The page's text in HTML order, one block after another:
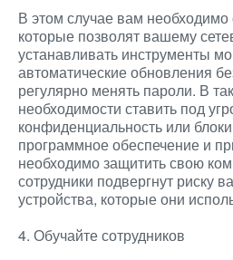
В этом случае вам необходимо
которые позволят вашему
устанавливать инструменты
автоматические обновления
регулярно менять пароли. В
необходимости ставить под
конфиденциальность или
программное обеспечение и
необходимо защитить свою
сотрудники подвергнут риску
устройства, которые они
4. Обучайте сотрудников